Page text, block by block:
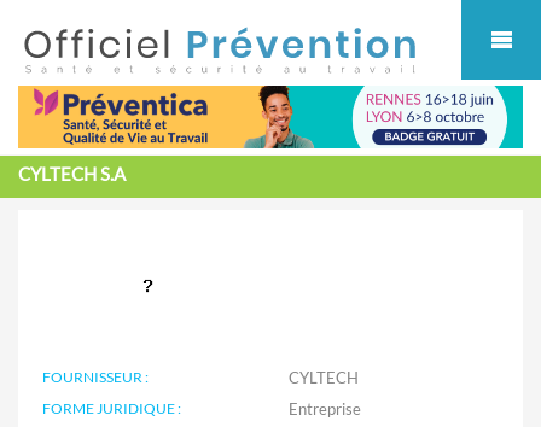
CYLTECH S.A
FOURNISSEUR : CYLTECH
FORME JURIDIQUE : Entreprise